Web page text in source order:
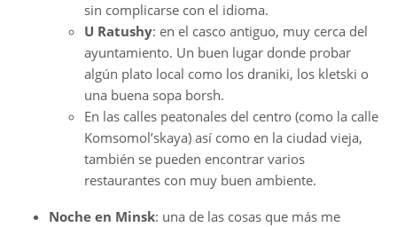
sin complicarse con el idioma.
U Ratushy: en el casco antiguo, muy cerca del
ayuntamiento. Un buen lugar donde probar
algún plato local como los draniki, los kletski o
una buena sopa borsh.
En las calles peatonales del centro (como la calle
Komsomol’skaya) así como en la ciudad vieja,
también se pueden encontrar varios
restaurantes con muy buen ambiente.
Noche en Minsk: una de las cosas que más me